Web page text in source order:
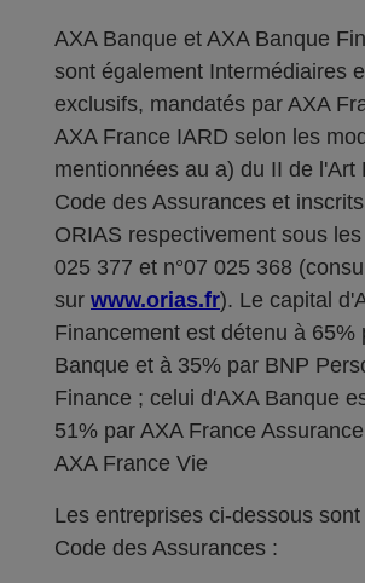
AXA Banque et AXA Banque
sont également Intermédiaires
exclusifs, mandatés par AXA
AXA France IARD selon les
mentionnées au a) du II de l'Art
Code des Assurances et
ORIAS respectivement sous les
025 377 et n°07 025 368
sur www.orias.fr). Le capital
Financement est détenu à 65%
Banque et à 35% par BNP
Finance ; celui d'AXA Banque
51% par AXA France
AXA France Vie
Les entreprises ci-dessous
Code des Assurances :